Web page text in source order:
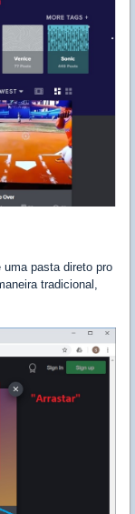
pasta direto pro
tradicional,